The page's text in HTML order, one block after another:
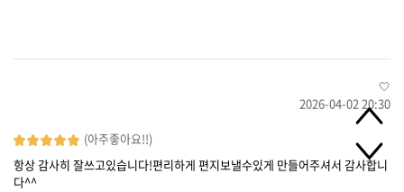
🤍
2026-04-02 20:30
(아주좋아요!!)
항상 감사히 잘쓰고있습니다!편리하게 편지보낼수있게 만들어주셔서 감사합니
다^^